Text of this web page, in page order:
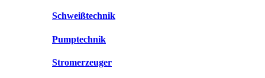
Schweißtechnik
Pumptechnik
Stromerzeuger